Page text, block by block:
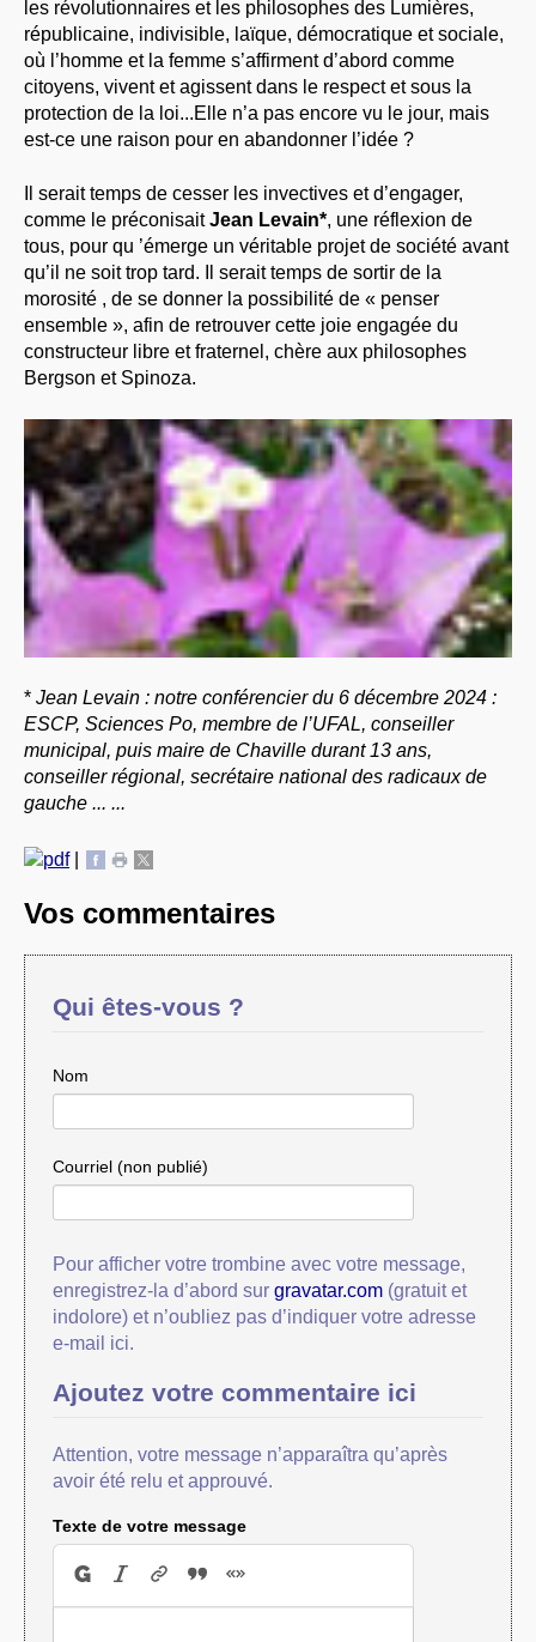
les révolutionnaires et les philosophes des Lumières,
républicaine, indivisible, laïque, démocratique et sociale,
où l’homme et la femme s’affirment d’abord comme
citoyens, vivent et agissent dans le respect et sous la
protection de la loi...Elle n’a pas encore vu le jour, mais
est-ce une raison pour en abandonner l’idée ?
Il serait temps de cesser les invectives et d’engager,
comme le préconisaitJean Levain*, une réflexion de
tous, pour qu ’émerge un véritable projet de société avant
qu’il ne soit trop tard. Il serait temps de sortir de la
morosité , de se donner la possibilité de « penser
ensemble », afin de retrouver cette joie engagée du
constructeur libre et fraternel, chère aux philosophes
Bergson et Spinoza.
* Jean Levain : notre conférencier du 6 décembre 2024 :
ESCP, Sciences Po, membre de l’UFAL, conseiller
municipal, puis maire de Chaville durant 13 ans,
conseiller régional, secrétaire national des radicaux de
gauche ... ...
|
Vos commentaires
Qui êtes-vous ?
Nom
Courriel (non publié)
Pour afficher votre trombine avec votre message,
enregistrez-la d’abord sur gravatar.com(gratuit et
indolore) et n’oubliez pas d’indiquer votre adresse
e-mail ici.
Ajoutez votre commentaire ici
Attention, votre message n’apparaîtra qu’après
avoir été relu et approuvé.
Texte de votre message